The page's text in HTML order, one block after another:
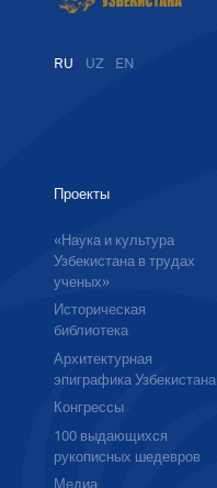
RU UZ EN
Проекты
«Наука и культура
Узбекистана в трудах
ученых»
Историческая
библиотека
Архитектурная
эпиграфика Узбекистана
Конгрессы
100 выдающихся
рукописных шедевров